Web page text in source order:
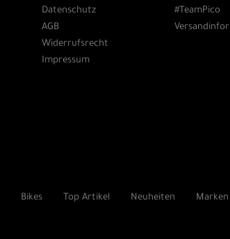
Datenschutz
AGB
Widerrufsrecht
Impressum
#TeamPico
Bikes Top Artikel Neuheiten Marken